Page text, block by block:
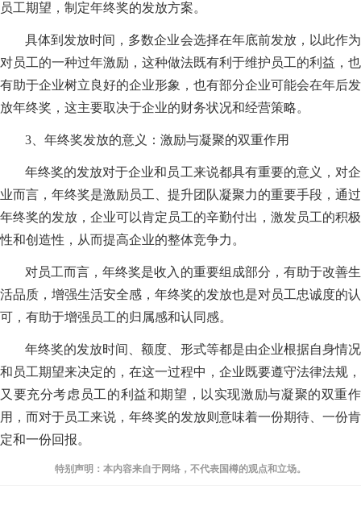
员工期望，制定年终奖的发放方案。
具体到发放时间，多数企业会选择在年底前发放，以此作为
对员工的一种过年激励，这种做法既有利于维护员工的利益，也
有助于企业树立良好的企业形象，也有部分企业可能会在年后发
放年终奖，这主要取决于企业的财务状况和经营策略。
3、年终奖发放的意义：激励与凝聚的双重作用
年终奖的发放对于企业和员工来说都具有重要的意义，对企
业而言，年终奖是激励员工、提升团队凝聚力的重要手段，通过
年终奖的发放，企业可以肯定员工的辛勤付出，激发员工的积极
性和创造性，从而提高企业的整体竞争力。
对员工而言，年终奖是收入的重要组成部分，有助于改善生
活品质，增强生活安全感，年终奖的发放也是对员工忠诚度的认
可，有助于增强员工的归属感和认同感。
年终奖的发放时间、额度、形式等都是由企业根据自身情况
和员工期望来决定的，在这一过程中，企业既要遵守法律法规，
又要充分考虑员工的利益和期望，以实现激励与凝聚的双重作
用，而对于员工来说，年终奖的发放则意味着一份期待、一份肯
定和一份回报。
特别声明：本内容来自于网络，不代表国樽的观点和立场。